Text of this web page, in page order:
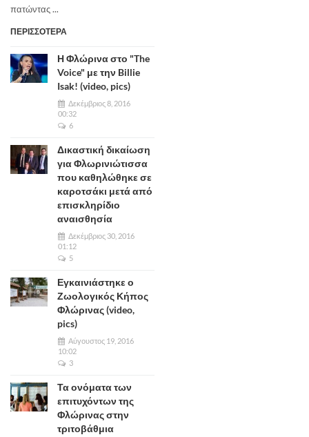
πατώντας ...
ΠΕΡΙΣΣΟΤΕΡΑ
Η Φλώρινα στο "The
Voice" με την Billie
Isak! (video, pics)
Δεκέμβριος 8, 2016
00:32
6
Δικαστική δικαίωση
για Φλωρινιώτισσα
που καθηλώθηκε σε
καροτσάκι μετά από
επισκληρίδιο
αναισθησία
Δεκέμβριος 30, 2016
01:12
5
Εγκαινιάστηκε ο
Ζωολογικός Κήπος
Φλώρινας (video,
pics)
Αύγουστος 19, 2016
10:02
3
Τα ονόματα των
επιτυχόντων της
Φλώρινας στην
τριτοβάθμια